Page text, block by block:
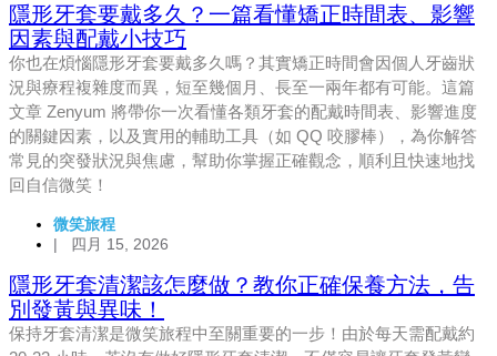
隱形牙套要戴多久？一篇看懂矯正時間表、影響
因素與配戴小技巧
你也在煩惱隱形牙套要戴多久嗎？其實矯正時間會因個人牙齒狀
況與療程複雜度而異，短至幾個月、長至一兩年都有可能。這篇
文章 Zenyum 將帶你一次看懂各類牙套的配戴時間表、影響進度
的關鍵因素，以及實用的輔助工具（如 QQ 咬膠棒），為你解答
常見的突發狀況與焦慮，幫助你掌握正確觀念，順利且快速地找
回自信微笑！
微笑旅程
|
四月 15, 2026
隱形牙套清潔該怎麼做？教你正確保養方法，告
別發黃與異味！
保持牙套清潔是微笑旅程中至關重要的一步！由於每天需配戴約